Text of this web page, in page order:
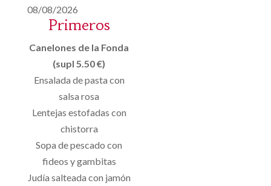
08/08/2026
Primeros
Canelones de la Fonda
(supl 5.50 €)
Ensalada de pasta con
salsa rosa
Lentejas estofadas con
chistorra
Sopa de pescado con
fideos y gambitas
Judía salteada con jamón